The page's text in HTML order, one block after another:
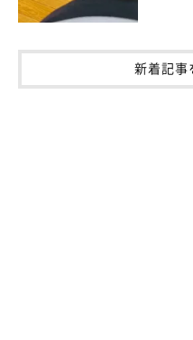
取材・文／長谷部サチ
※この記事は投稿者さまに取
新着記事